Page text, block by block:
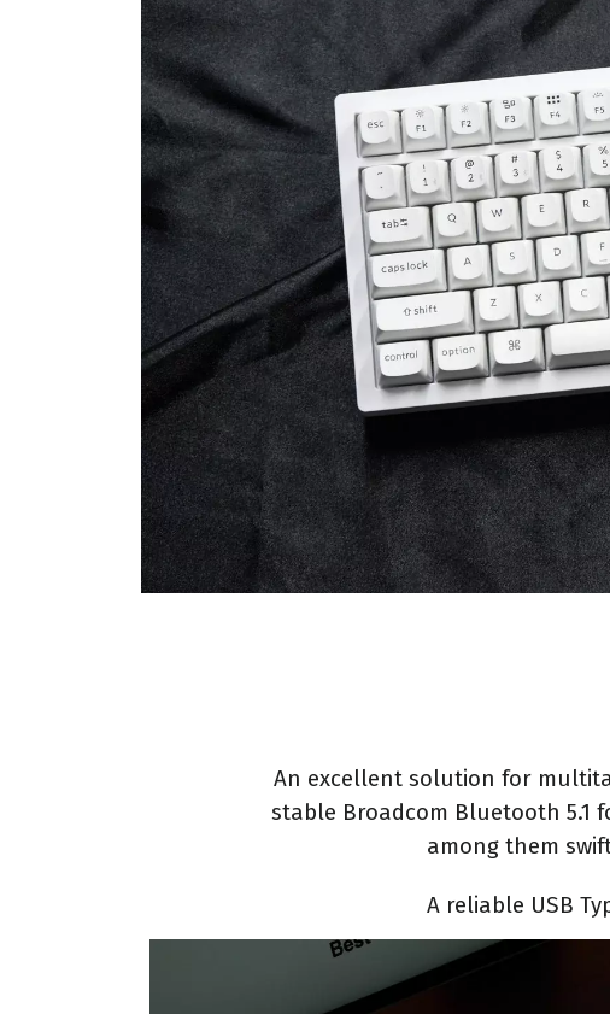
An excellent solution for
stable Broadcom Bluetooth 5.1
among them
A reliable USB